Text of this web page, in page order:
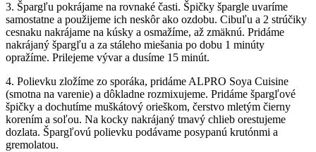
3. Špargľu pokrájame na rovnaké časti. Špičky špargle uvaríme
samostatne a použijeme ich neskôr ako ozdobu. Cibuľu a 2 strúčiky
cesnaku nakrájame na kúsky a osmažíme, až zmäknú. Pridáme
nakrájaný špargľu a za stáleho miešania po dobu 1 minúty
opražíme. Prilejeme vývar a dusíme 15 minút.
4. Polievku zložíme zo sporáka, pridáme ALPRO Soya Cuisine
(smotna na varenie) a dôkladne rozmixujeme. Pridáme špargľové
špičky a dochutíme muškátový orieškom, čerstvo mletým čierny
korením a soľou. Na kocky nakrájaný tmavý chlieb orestujeme
dozlata. Špargľovú polievku podávame posypanú krutónmi a
gremolatou.